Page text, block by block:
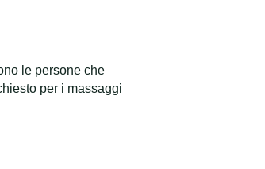
le persone che
per i massaggi